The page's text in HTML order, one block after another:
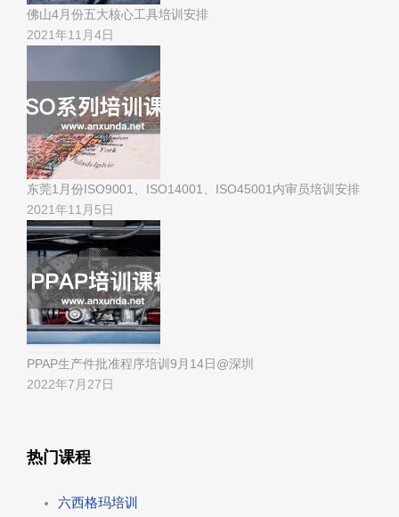
佛山4月份五大核心工具培训安排
2021年11月4日
东莞1月份ISO9001、ISO14001、ISO45001内审员培训安排
2021年11月5日
PPAP生产件批准程序培训9月14日@深圳
2022年7月27日
热门课程
六西格玛培训